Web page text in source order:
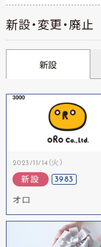
新設・変更・廃止
新設
2023/11/14（火）
新設 3983
オロ